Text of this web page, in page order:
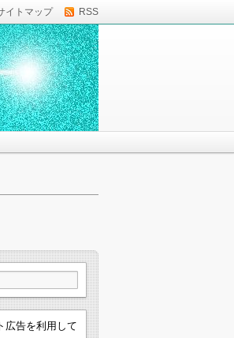
RSS
イトマップ
広告を利用して